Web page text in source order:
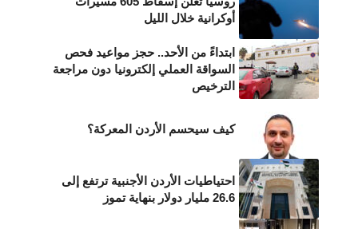
أوكرانية خلال الليل
ابتداءً من الأحد.. حجز مواعيد فحص
السواقة العملي إلكترونيا دون مراجعة
الترخيص
كيف سيحسم الأردن المعركة؟
احتياطيات الأردن الأجنبية ترتفع إلى
26.6 مليار دولار بنهاية تموز